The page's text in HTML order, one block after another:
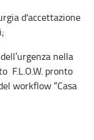
d'accettazione
nella
F.L.O.W. pronto
workflow “Casa